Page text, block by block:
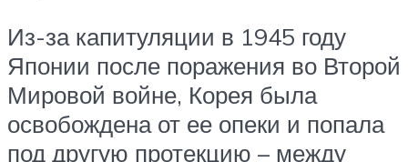
Из-за капитуляции в 1945 году
Японии после поражения во Второй
Мировой войне, Корея была
освобождена от ее опеки и попала
под другую протекцию – между